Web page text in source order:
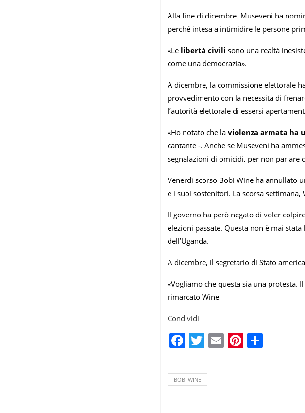
Alla fine di dicembre, Museveni ha
perché intesa a intimidire le persone
«Le libertà civili sono una realtà
come una democrazia».
A dicembre, la commissione elettorale
provvedimento con la necessità di
l’autorità elettorale di essersi
«Ho notato che la violenza armata ha
cantante -. Anche se Museveni ha
segnalazioni di omicidi, per non parlare
Venerdì scorso Bobi Wine ha annullato
e i suoi sostenitori. La scorsa
Il governo ha però negato di voler
elezioni passate. Questa non è mai
dell’Uganda.
A dicembre, il segretario di Stato
«Vogliamo che questa sia una protesta.
rimarcato Wine.
Condividi
Facebook
Twitter
EmailPinterest
BOBI WINE